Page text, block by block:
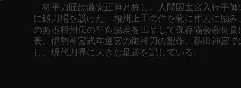
将平刀匠は藤安正博と称し、人間国宝宮入行平
に鍛刀場を設けた。相州上工の作を範に作刀に励
のある相州伝の平造脇差を出品して保存協会会長
表、伊勢神宮式年遷宮の御神刀の製作、熱田神宮
し、現代刀界に大きな足跡を記している。